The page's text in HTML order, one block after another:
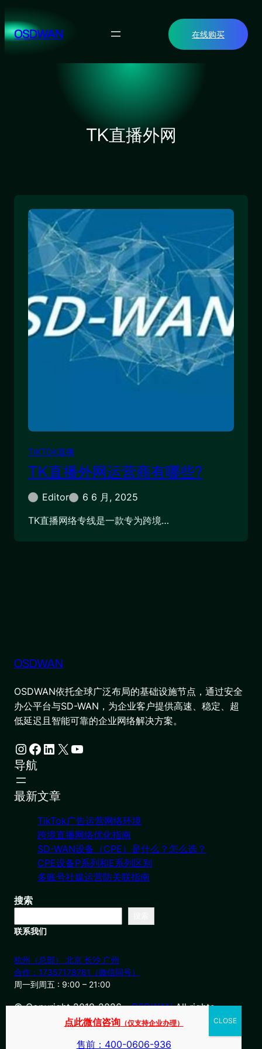
至
内OSDWAN 在线购买
TK直播外网
TIKTOK直播
TK直播外网运营商有哪些?
Editor
6 6 月, 2025
TK直播网络专线是一款专为跨境…
OSDWAN
OSDWAN依托全球广泛布局的基础设施节点，通过安全
办公平台与SD-WAN，为企业客户提供高速、稳定、超
低延迟且智能可靠的企业网络解决方案。
Instagram Facebook LinkedIn X YouTube
导航
最新文章
TikTok广告运营网络环境
跨境直播网络优化指南
SD-WAN设备（CPE）是什么？怎么选？
CPE设备P系列和E系列区别
多账号社媒运营防关联指南
搜索
联系我们
杭州（总部） 北京 长沙 广州
合作：17357178761（微信同号）
周一到周五 : 9:00 – 21:00
© Copyright 2019-2026・OSDWANAll rights
点此微信咨询 （仅支持企业办理）
售前：400-0606-936